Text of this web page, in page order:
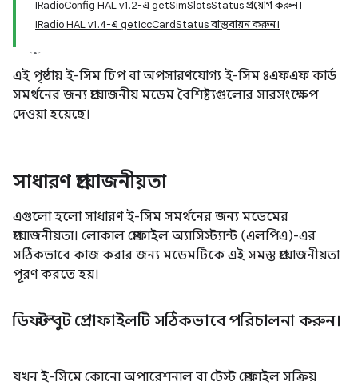
IRadioConfig HAL v1.2-এ getSimSlotsStatus প্রয়োগ করুন।
IRadio HAL v1.4-এ getIccCardStatus বাস্তবায়ন করুন।
এই পৃষ্ঠায় ই-সিম চিপ বা অপসারণযোগ্য ই-সিম ৪এফএফ কার্ড
সমর্থনের জন্য প্রয়োজনীয় মডেম বৈশিষ্ট্যগুলোর সারসংক্ষেপ
দেওয়া হয়েছে।
সাধারণ প্রয়োজনীয়তা
এগুলো হলো সাধারণ ই-সিম সমর্থনের জন্য মডেমের
প্রয়োজনীয়তা। লোকাল প্রোফাইল অ্যাসিস্ট্যান্ট (এলপিএ)-এর
সঠিকভাবে কাজ করার জন্য মডেমটিকে এই সমস্ত প্রয়োজনীয়তা
পূরণ করতে হয়।
ডিফল্ট বুট প্রোফাইলটি সঠিকভাবে পরিচালনা করুন।
যখন ই-সিমে কোনো অপারেশনাল বা টেস্ট প্রোফাইল সক্রিয়